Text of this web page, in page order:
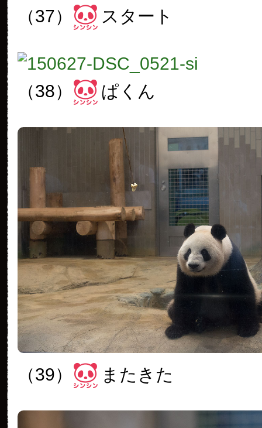
（37） スタート
（38） ぱくん
（39） またきた